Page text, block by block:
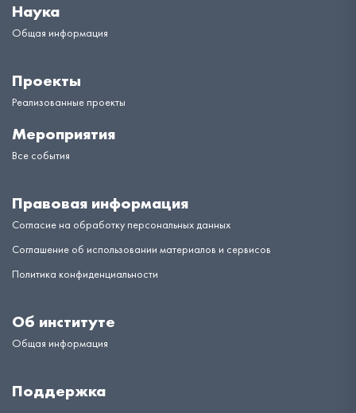
Наука
Общая информация
Проекты
Реализованные проекты
Мероприятия
Все события
Правовая информация
Согласие на обработку персональных данных
Соглашение об использовании материалов и сервисов
Политика конфиденциальности
Об институте
Общая информация
Поддержка